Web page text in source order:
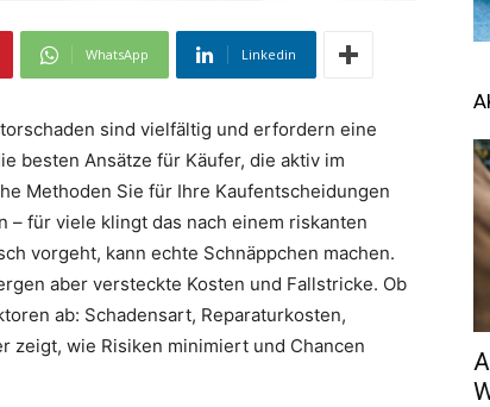
WhatsApp Linkedin
sind vielfältig und erfordern eine
besten Ansätze für Käufer, die aktiv im
Methoden Sie für Ihre Kaufentscheidungen
– für viele klingt das nach einem riskanten
vorgeht, kann echte Schnäppchen machen.
aber versteckte Kosten und Fallstricke. Ob
ab: Schadensart, Reparaturkosten,
zeigt, wie Risiken minimiert und Chancen